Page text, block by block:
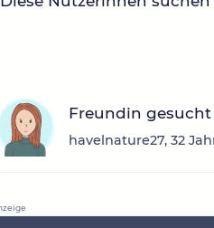
Freundin gesucht
havelnature27, 32